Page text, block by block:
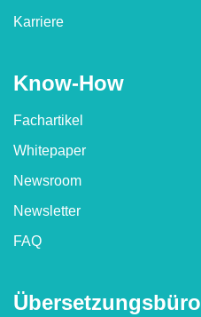
Karriere
Know-How
Fachartikel
Whitepaper
Newsroom
Newsletter
FAQ
Übersetzungs­büro